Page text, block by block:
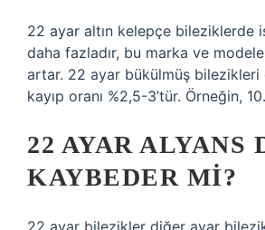
22 ayar altın kelepçe bileziklerde
daha fazladır, bu marka ve
artar. 22 ayar bükülmüş
kayıp oranı %2,5-3’tür. Örneğin, 10.
22 AYAR ALYANS
KAYBEDER MI?
22 ayar bilezikler diğer ayar